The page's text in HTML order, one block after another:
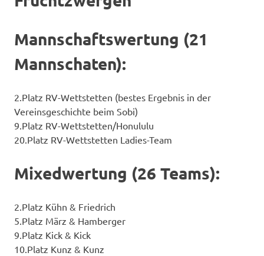
Mannschaftswertung (21
Mannschaten):
2.Platz RV-Wettstetten (bestes Ergebnis in der
Vereinsgeschichte beim Sobi)
9.Platz RV-Wettstetten/Honululu
20.Platz RV-Wettstetten Ladies-Team
Mixedwertung (26 Teams):
2.Platz Kühn & Friedrich
5.Platz März & Hamberger
9.Platz Kick & Kick
10.Platz Kunz & Kunz